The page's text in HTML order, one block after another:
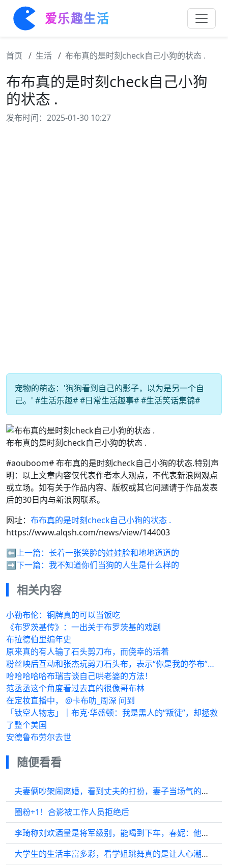
爱乐趣生活
首页 生活 布布真的是时刻check自己小狗的状态 .
布布真的是时刻check自己小狗
的状态 .
发布时间：2025-01-30 10:27
宠物的萌态：'狗狗看到自己的影子，以为是另一个自
己。' #生活乐趣# #日常生活趣事# #生活笑话集锦#
布布真的是时刻check自己小狗的状态 .
#aouboom# 布布真的是时刻check自己小狗的状态.特别声
明：以上文章内容仅代表作者本人观点，不代表新浪网观点
或立场。如有关于作品内容、版权或其它问题请于作品发表
后的30日内与新浪网联系。
网址： 布布真的是时刻check自己小狗的状态 .
https://www.alqsh.com/news/view/144003
⬅️上一篇： 长着一张笑脸的娃娃脸和地地道道的
➡️下一篇： 我不知道你们当狗的人生是什么样的
相关内容
小勒布伦：铜牌真的可以当饭吃
《布罗茨基传》：一出关于布罗茨基的戏剧
布拉德伯里编年史
原来真的有人输了石头剪刀布，而侥幸的活着
粉丝映后互动和张杰玩剪刀石头布，表示“你是我的拳布”…
哈哈哈哈哈布瑞吉谈自己哄老婆的方法！
范丞丞这个角度看过去真的很像哥布林
在定妆直播中， @卡布叻_周深 问到
「钛空人物志」｜布克·华盛顿：我是黑人的“叛徒”，却拯救
了整个美国
安德鲁布劳尔去世
随便看看
夫妻俩吵架闹离婚，看到丈夫的打扮，妻子当场气的不离了
圈粉+1！合影被工作人员拒绝后
李琦称刘欢酒量是将军级别，能喝到下车，春妮：他喝醉就讲外语
大学生的生活丰富多彩，看学姐跳舞真的是让人心潮澎湃